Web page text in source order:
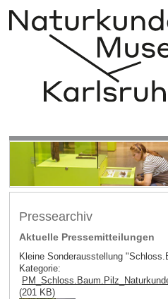
Pressearchiv
Aktuelle Pressemitteilungen
Kleine Sonderausstellung
Kategorie:
(201 KB)